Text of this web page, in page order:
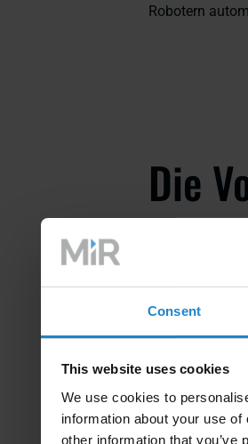
Consent
This website uses cookies
We use cookies to
information about your use
other information that you’ve
Robotern
Die
Lagerbetrieb
Verbesserung